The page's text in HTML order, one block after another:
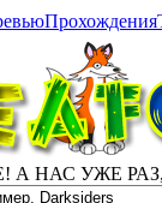
Прохождения
НАС УЖЕ РАЗ,